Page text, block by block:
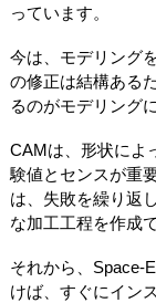
っています。
今は、モデリング
の修正は結構ある
るのがモデリング
CAMは、形状によ
験値とセンスが重
は、失敗を繰り返
な加工工程を作成
それから、Space-
けば、すぐにイン